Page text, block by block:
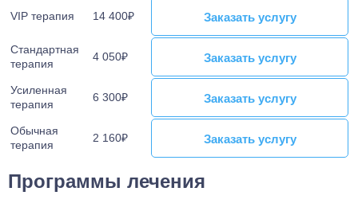
Лечение парафилий
Лечение прозопагнозии
Психиатрическая клиника
VIP терапия 14 400₽ Заказать услугу
Заказать услугу
Стандартная
терапия
4 050₽ Заказать услугу
Заказать услугу
Усиленная
терапия
6 300₽ Заказать услугу
Заказать услугу
Обычная
терапия
2 160₽ Заказать услугу
Заказать услугу
Программы лечения